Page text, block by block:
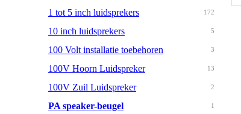
172
1 tot 5 inch luidsprekers
5
10 inch luidsprekers
3
100 Volt installatie toebehoren
13
100V Hoorn Luidspreker
2
100V Zuil Luidspreker
1
PA speaker-beugel